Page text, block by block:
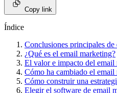
Copy link
Índice
Conclusiones principales de
¿Qué es el email marketing?
El valor e impacto del email
Cómo ha cambiado el
Cómo construir una
Elegir el software de email